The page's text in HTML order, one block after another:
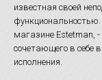
известная своей
магазине Estetman, -
сочетающего в себе
исполнения.